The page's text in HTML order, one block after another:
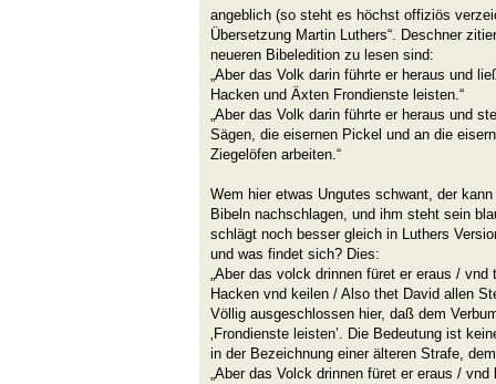
angeblich (so steht es höchst offiziös
Übersetzung Martin Luthers“. Deschner
neueren Bibeledition zu lesen sind:
„Aber das Volk darin führte er heraus und
Hacken und Äxten Frondienste leisten.“
„Aber das Volk darin führte er heraus und
Sägen, die eisernen Pickel und an die
Ziegelöfen arbeiten.“
Wem hier etwas Ungutes schwant, der
Bibeln nachschlagen, und ihm steht sein
schlägt noch besser gleich in Luthers
und was findet sich? Dies:
„Aber das volck drinnen füret er eraus /
Hacken vnd keilen / Also thet David allen
Völlig ausgeschlossen hier, daß dem
‚Frondienste leisten’. Die Bedeutung ist
in der Bezeichnung einer älteren Strafe, dem
„Aber das Volck drinnen füret er eraus /